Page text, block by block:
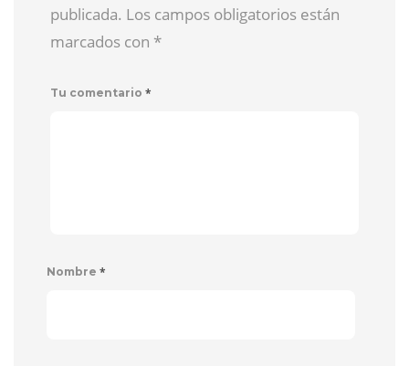
publicada. Los campos obligatorios están
marcados con *
Tu comentario *
Nombre *